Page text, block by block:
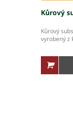
Hlavní město
Jihočeský kraj
Plzeňský kraj
Kůrový
Kůrový
vyrobený z